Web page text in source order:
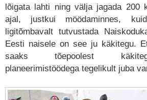
lõigata lahti ning välja jagada 200
ajal, justkui möödaminnes,
ligitõmbavalt tutvustada
Eesti naisele on see ju käkitegu.
saaks tõepoolest
planeerimistöödega tegelikult juba